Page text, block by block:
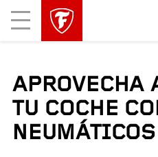
Mobile
Menu
APROVECHA
TU COCHE